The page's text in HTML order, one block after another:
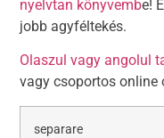
nyelvtan könyvembe!
jobb agyféltekés.
Olaszul vagy angolul
vagy csoportos online
separare